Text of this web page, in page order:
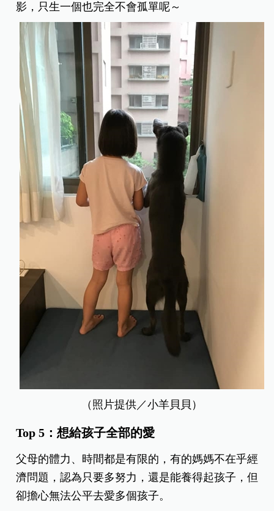
影，只生一個也完全不會孤單呢～
（照片提供／小羊貝貝）
Top 5：想給孩子全部的愛
父母的體力、時間都是有限的，有的媽媽不在乎經
濟問題，認為只要多努力，還是能養得起孩子，但
卻擔心無法公平去愛多個孩子。